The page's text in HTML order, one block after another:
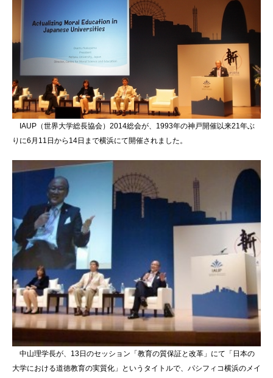
IAUP（世界大学総長協会）2014総会が、1993年の神戸開催以来21年ぶ
りに6月11日から14日まで横浜にて開催されました。
中山理学長が、13日のセッション「教育の質保証と改革」にて「日本の
大学における道徳教育の実質化」というタイトルで、パシフィコ横浜のメイ